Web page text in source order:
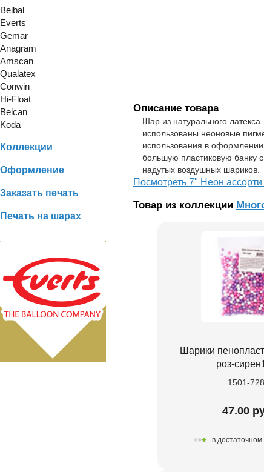
Belbal
Everts
Gemar
Anagram
Amscan
Qualatex
Conwin
Hi-Float
Belcan
Koda
Коллекции
Оформление
Заказать печать
Печать на шарах
Описание товара
Шар из натурального
использованы неоновые
использования в
большую пластиковую банку
надутых воздушных шариков.
Посмотреть 7" Неон
Товар из коллекции
Шарики
роз-
1501-
47.00
в достаточном